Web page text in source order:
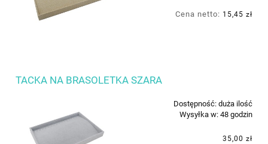
Cena netto: 15,45 zł
TACKA NA BRASOLETKA SZARA
Dostępność: duża ilość
Wysyłka w: 48 godzin
35,00 zł